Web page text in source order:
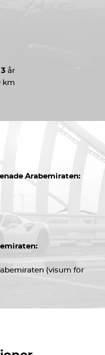
3 år
km
Arabemiraten:
(visum för